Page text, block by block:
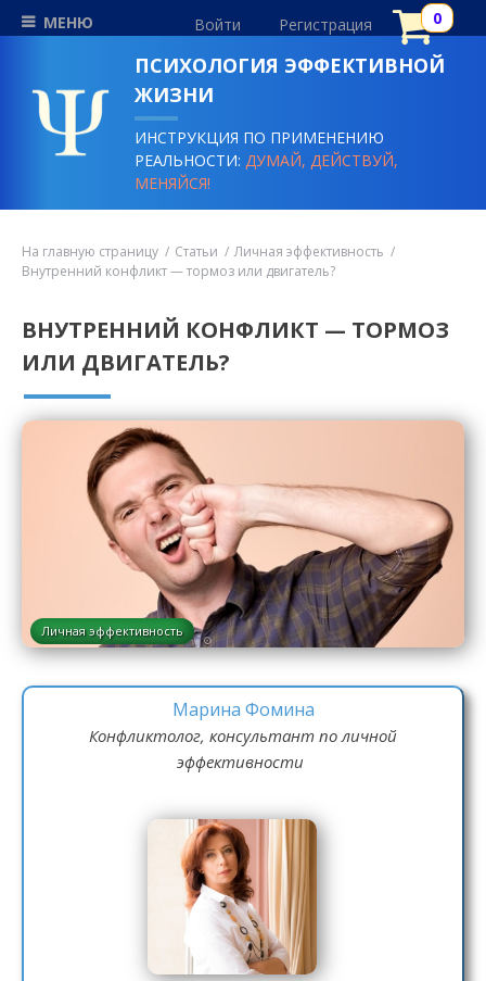
МЕНЮ Войти Регистрация
ПСИХОЛОГИЯ ЭФФЕКТИВНОЙ
ЖИЗНИ
ИНСТРУКЦИЯ ПО ПРИМЕНЕНИЮ
РЕАЛЬНОСТИ:ДУМАЙ, ДЕЙСТВУЙ,
МЕНЯЙСЯ!
На главную страницу Статьи
Личная эффективность
Внутренний конфликт — тормоз или двигатель?
ВНУТРЕННИЙ КОНФЛИКТ — ТОРМОЗ
ИЛИ ДВИГАТЕЛЬ?
Личная эффективность
Марина Фомина
Конфликтолог, консультант по личной
эффективности